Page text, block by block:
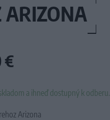
ARIZONA
€
a ihneď dostupný k odberu.
Arizona